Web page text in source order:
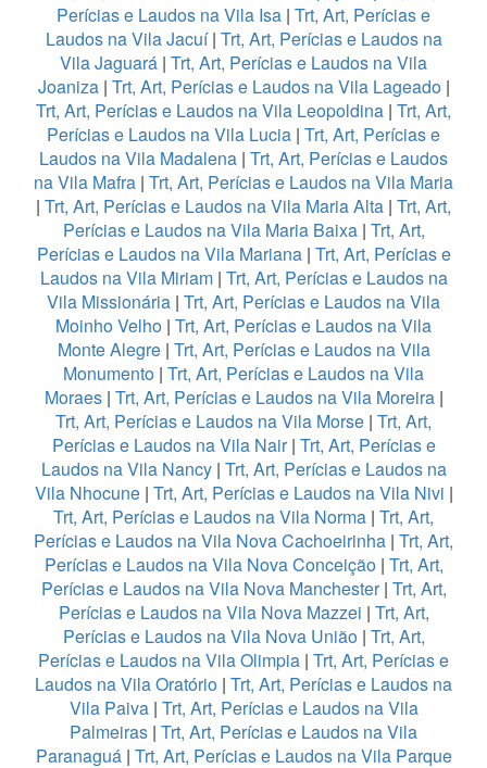
Perícias e Laudos na Vila Isa | Trt, Art, Perícias e
Laudos na Vila Jacuí| Trt, Art, Perícias e Laudos na
Vila Jaguará | Trt, Art, Perícias e Laudos na Vila
Joaniza| Trt, Art, Perícias e Laudos na Vila Lageado|
Trt, Art, Perícias e Laudos na Vila Leopoldina | Trt, Art,
Perícias e Laudos na Vila Lucia | Trt, Art, Perícias e
Laudos na Vila Madalena | Trt, Art, Perícias e Laudos
na Vila Mafra | Trt, Art, Perícias e Laudos na Vila Maria
| Trt, Art, Perícias e Laudos na Vila Maria Alta | Trt, Art,
Perícias e Laudos na Vila Maria Baixa| Trt, Art,
Perícias e Laudos na Vila Mariana| Trt, Art, Perícias e
Laudos na Vila Miriam| Trt, Art, Perícias e Laudos na
Vila Missionária | Trt, Art, Perícias e Laudos na Vila
Moinho Velho | Trt, Art, Perícias e Laudos na Vila
Monte Alegre| Trt, Art, Perícias e Laudos na Vila
Monumento | Trt, Art, Perícias e Laudos na Vila
Moraes| Trt, Art, Perícias e Laudos na Vila Moreira|
Trt, Art, Perícias e Laudos na Vila Morse | Trt, Art,
Perícias e Laudos na Vila Nair| Trt, Art, Perícias e
Laudos na Vila Nancy| Trt, Art, Perícias e Laudos na
Vila Nhocune| Trt, Art, Perícias e Laudos na Vila Nivi |
Trt, Art, Perícias e Laudos na Vila Norma | Trt, Art,
Perícias e Laudos na Vila Nova Cachoeirinha | Trt, Art,
Perícias e Laudos na Vila Nova Conceição| Trt, Art,
Perícias e Laudos na Vila Nova Manchester| Trt, Art,
Perícias e Laudos na Vila Nova Mazzei | Trt, Art,
Perícias e Laudos na Vila Nova União| Trt, Art,
Perícias e Laudos na Vila Olimpia | Trt, Art, Perícias e
Laudos na Vila Oratório | Trt, Art, Perícias e Laudos na
Vila Paiva| Trt, Art, Perícias e Laudos na Vila
Palmeiras | Trt, Art, Perícias e Laudos na Vila
Paranaguá| Trt, Art, Perícias e Laudos na Vila Parque